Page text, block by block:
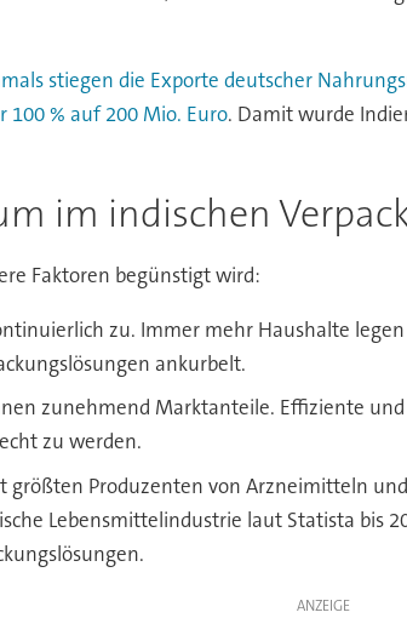
stiegen die Exporte deutscher
100 % auf 200 Mio. Euro. Damit wurde
im indischen
Faktoren begünstigt wird:
zu. Immer mehr Haushalte
ankurbelt.
zunehmend Marktanteile. Effiziente
zu werden.
Produzenten von Arzneimitteln
Lebensmittelindustrie laut Statista bis
ANZEIGE